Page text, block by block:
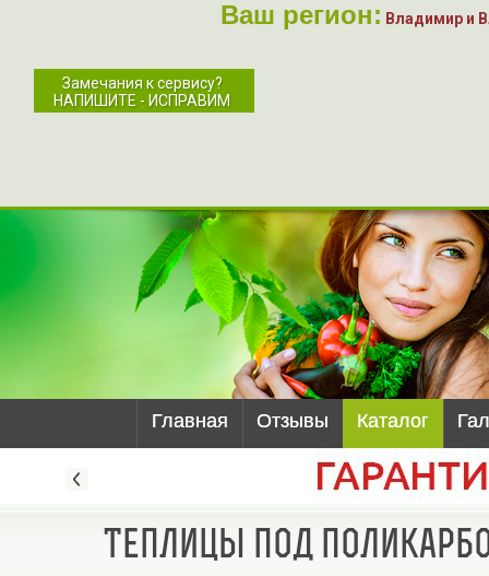
Ваш регион: Владимир и
Замечания к сервису?
НАПИШИТЕ - ИСПРАВИМ
Главная Отзывы Каталог
Теплицы под